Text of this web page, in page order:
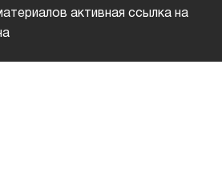
активная ссылка на